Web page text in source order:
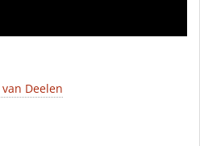
Deelen